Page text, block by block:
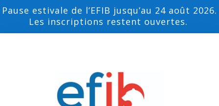
Pause estivale de l’EFIB jusqu’au 24 août 2026.
Les inscriptions restent ouvertes.